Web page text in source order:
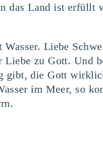
das Land ist erfüllt
Liebe
zu Gott. Und
gibt, die Gott
im Meer, so